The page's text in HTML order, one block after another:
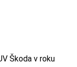
Škoda v roku